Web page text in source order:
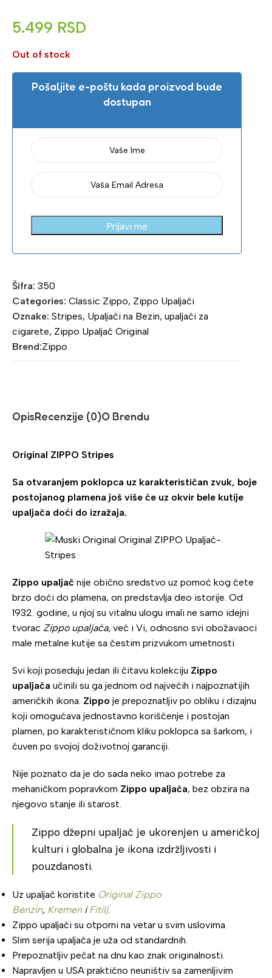
5.499 RSD
Out of stock
Pošaljite e-poštu kada proizvod bude
dostupan
Prijavi me
Šifra: 350
Categories: Classic Zippo, Zippo Upaljači
Oznake: Stripes, Upaljači na Bezin, upaljači za
cigarete, Zippo Upaljač Original
Brend:Zippo
OpisRecenzije (0)O Brendu
Original ZIPPO Stripes
Sa otvaranjem poklopca uz karakterističan zvuk, boje
postojanog plamena još više će uz okvir bele kutije
upaljača doći do izražaja.
Zippo upaljač nije obično sredstvo uz pomoć kog ćete
brzo doći do plamena, on predstavlja deo istorije. Od
1932. godine, u njoj su vitalnu ulogu imali ne samo idejni
tvorac Zippo upaljača, već i Vi, odnosno svi obožavaoci
male metalne kutije sa čestim prizvukom umetnosti.
Svi koji poseduju jedan ili čitavu kolekciju Zippo
upaljača učinili su ga jednom od najvećih i najpoznatijih
američkih ikona. Zippo je prepoznatljiv po obliku i dizajnu
koji omogućava jednostavno korišćenje i postojan
plamen, po karakterističnom kliku poklopca sa šarkom, i
čuven po svojoj doživotnoj garanciji.
Nije poznato da je do sada neko imao potrebe za
mehaničkom popravkom Zippo upaljača, bez obzira na
njegovo stanje ili starost.
Zippo džepni upaljač je ukorenjen u američkoj
kulturi i globalna je ikona izdržljivosti i
pouzdanosti.
Uz upaljač koristite Original Zippo
Benzin, KremeniFitilj.
Zippo upaljači su otporni na vetar u svim uslovima.
Slim serija upaljača je uža od standardnih.
Prepoznatljiv pečat na dnu kao znak originalnosti.
Napravljen u USA praktično neuništiv sa zamenljivim